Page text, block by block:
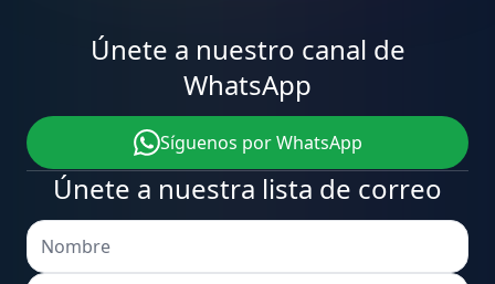
0
92
3
7
8
1
2
6
7 0
94
5
2
3
Únete a nuestro canal de
WhatsApp
Síguenos por WhatsApp
Únete a nuestra lista de correo